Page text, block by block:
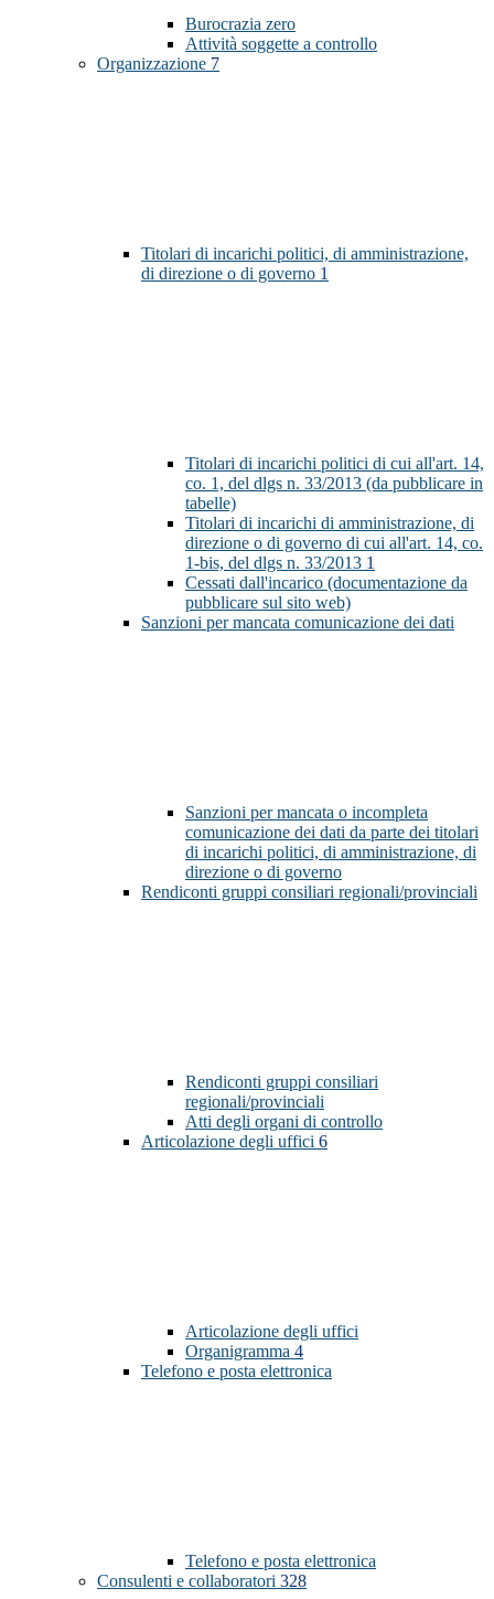
Burocrazia zero
Attività soggette a controllo
Organizzazione 7
Titolari di incarichi politici, di amministrazione,
di direzione o di governo 1
Titolari di incarichi politici di cui all'art. 14,
co. 1, del dlgs n. 33/2013 (da pubblicare in
tabelle)
Titolari di incarichi di amministrazione, di
direzione o di governo di cui all'art. 14, co.
1-bis, del dlgs n. 33/2013 1
Cessati dall'incarico (documentazione da
pubblicare sul sito web)
Sanzioni per mancata comunicazione dei dati
Sanzioni per mancata o incompleta
comunicazione dei dati da parte dei titolari
di incarichi politici, di amministrazione, di
direzione o di governo
Rendiconti gruppi consiliari regionali/provinciali
Rendiconti gruppi consiliari
regionali/provinciali
Atti degli organi di controllo
Articolazione degli uffici 6
Articolazione degli uffici
Organigramma 4
Telefono e posta elettronica
Telefono e posta elettronica
Consulenti e collaboratori 328